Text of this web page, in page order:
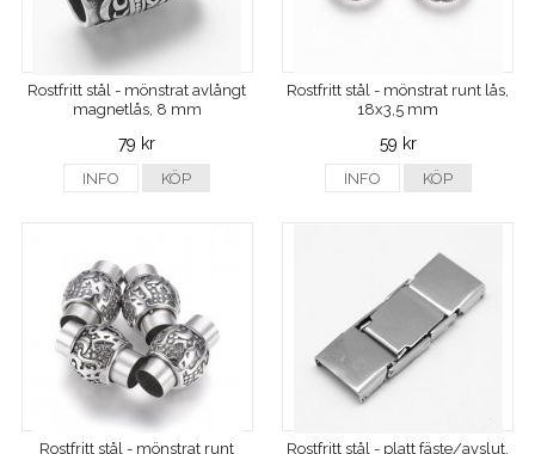
Rostfritt stål - mönstrat avlångt
magnetlås, 8 mm
79 kr
INFO KÖP
Rostfritt stål - mönstrat runt lås,
18x3,5 mm
59 kr
INFO KÖP
Rostfritt stål - mönstrat runt Rostfritt stål - platt fäste/avslut,